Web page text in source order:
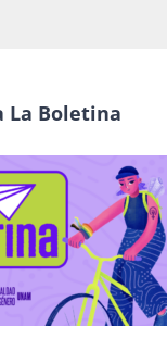
La Boletina